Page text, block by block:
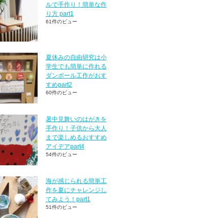
ルで手作り！簡単な作
り方 part1
61件のビュー
夏休みの自由研究は小
学生でも簡単に作れる
ダンボール工作がおす
すめpart2
60件のビュー
暑中見舞いのはがきを
手作り！子供から大人
まで楽しめるおすすめ
アイデアpart4
54件のビュー
海が感じられる簡単工
作を夏にチャレンジし
てみよう！part1
51件のビュー